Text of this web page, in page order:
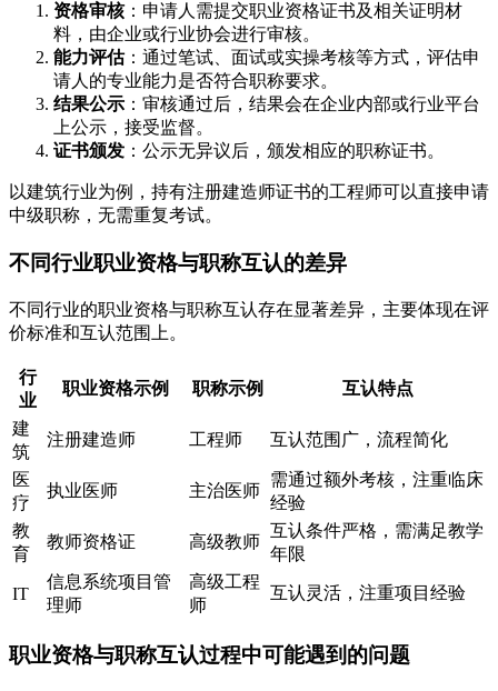
资格审核：申请人需提交职业资格证书及相关证明材
料，由企业或行业协会进行审核。
能力评估：通过笔试、面试或实操考核等方式，评估申
请人的专业能力是否符合职称要求。
结果公示 ：审核通过后，结果会在企业内部或行业平台
上公示，接受监督。
证书颁发 ：公示无异议后，颁发相应的职称证书。
以建筑行业为例，持有注册建造师证书的工程师可以直接申请
中级职称，无需重复考试。
不同行业职业资格与职称互认的差异
不同行业的职业资格与职称互认存在显著差异，主要体现在评
价标准和互认范围上。
行
业
职业资格示例 职称示例 互认特点
建
筑
注册建造师 工程师 互认范围广，流程简化
医
疗
执业医师 主治医师
需通过额外考核，注重临床
经验
教
育
教师资格证 高级教师
互认条件严格，需满足教学
年限
IT
信息系统项目管
理师
高级工程
师
互认灵活，注重项目经验
职业资格与职称互认过程中可能遇到的问题